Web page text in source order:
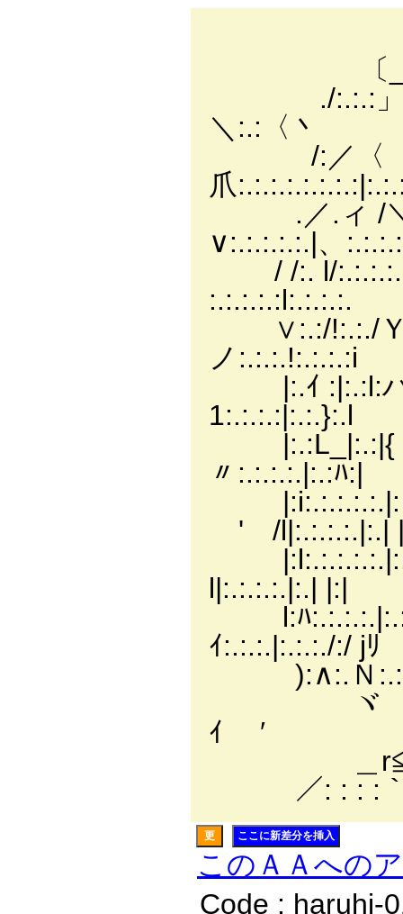
〔_￣￣ｿ
./:.:.:」 〈/
＼:.:〈丶
/:／〈
爪
.／.ィ /＼
∨:.:.:.:.:.|、
/ /:. l/
:.:.:.:.:l:.:.:.:.
∨:.:/!:.:./Ｙ
ノ:.:.:.!:.:.:.:i
|:.ｲ :|:.:l:
1:.:.:.:|:.:.}:.l
〃:.:.:.:.|:.:ﾊ:|
ゞ' /l|:.:.:.:.|:.|
l|:.:.:.:.|:.| |:|
l:ﾊ
ｲ:.:.:.|:.:.:./:/ jﾘ
):∧:.Ｎ
ヾ ＼ﾄ :.
ｲ ′
＿r≦⌒`
／: : : :｀
更 ここに新差分を挿入
このＡＡへの
Code : haruhi-